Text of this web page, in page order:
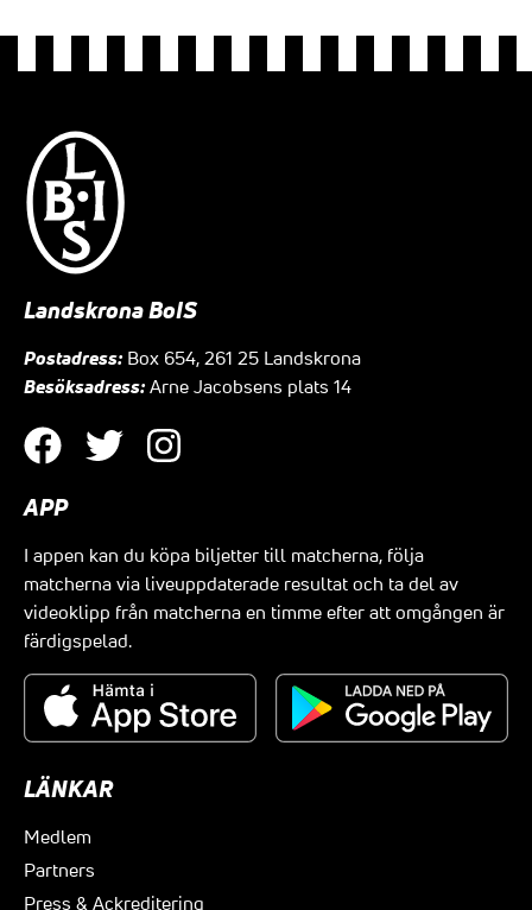
Landskrona BoIS
Postadress: Box 654, 261 25 Landskrona
Besöksadress: Arne Jacobsens plats 14
APP
I appen kan du köpa biljetter till matcherna, följa
matcherna via liveuppdaterade resultat och ta del av
videoklipp från matcherna en timme efter att omgången är
färdigspelad.
LÄNKAR
Medlem
Partners
Press & Ackreditering